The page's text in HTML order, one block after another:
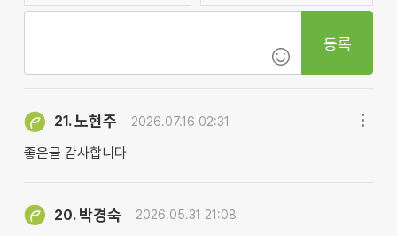
등록
21.노현주 2026.07.16 02:31
좋은글 감사합니다
20. 박경숙 2026.05.31 21:08